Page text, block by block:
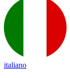
italiano